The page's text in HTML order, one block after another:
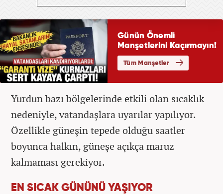
Yurdun bazı bölgelerinde etkili olan sıcaklık
nedeniyle, vatandaşlara uyarılar yapılıyor.
Özellikle güneşin tepede olduğu saatler
boyunca halkın, güneşe açıkça maruz
kalmaması gerekiyor.
EN SICAK GÜNÜNÜ YAŞIYOR